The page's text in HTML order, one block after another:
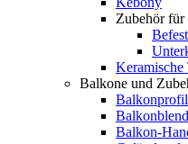
Zubehör für
Keramische
Balkone und
Balkon-